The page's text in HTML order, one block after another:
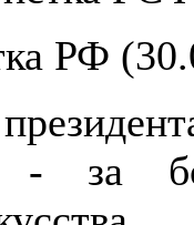
РФ
- за